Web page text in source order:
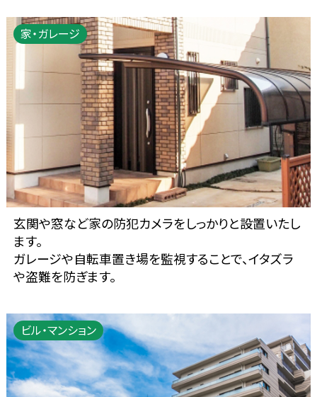
家・ガレージ
玄関や窓など家の防犯カメラをしっかりと設置いたし
ます。
ガレージや自転車置き場を監視することで、イタズラ
や盗難を防ぎます。
ビル・マンション